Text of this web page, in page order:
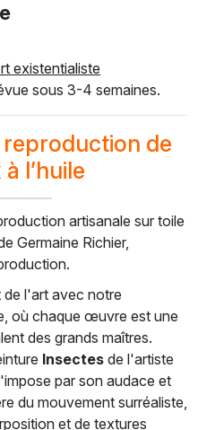
204 F6035-220
€195.39 €
178.74
existentialiste
sous 3-4 semaines.
de
l’huile
artisanale sur toile
Germaine Richier,
l'art avec notre
où chaque œuvre est une
des grands maîtres.
Insectes de l'artiste
par son audace et
du mouvement surréaliste,
et de textures